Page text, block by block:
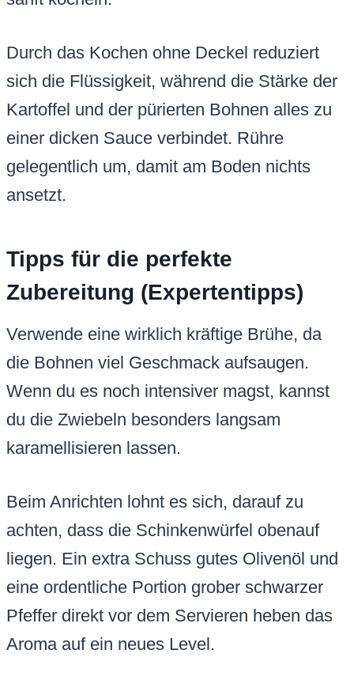
Durch das Kochen ohne Deckel reduziert
sich die Flüssigkeit, während die Stärke der
Kartoffel und der pürierten Bohnen alles zu
einer dicken Sauce verbindet. Rühre
gelegentlich um, damit am Boden nichts
ansetzt.
Tipps für die perfekte
Zubereitung (Expertentipps)
Verwende eine wirklich kräftige Brühe, da
die Bohnen viel Geschmack aufsaugen.
Wenn du es noch intensiver magst, kannst
du die Zwiebeln besonders langsam
karamellisieren lassen.
Beim Anrichten lohnt es sich, darauf zu
achten, dass die Schinkenwürfel obenauf
liegen. Ein extra Schuss gutes Olivenöl und
eine ordentliche Portion grober schwarzer
Pfeffer direkt vor dem Servieren heben das
Aroma auf ein neues Level.